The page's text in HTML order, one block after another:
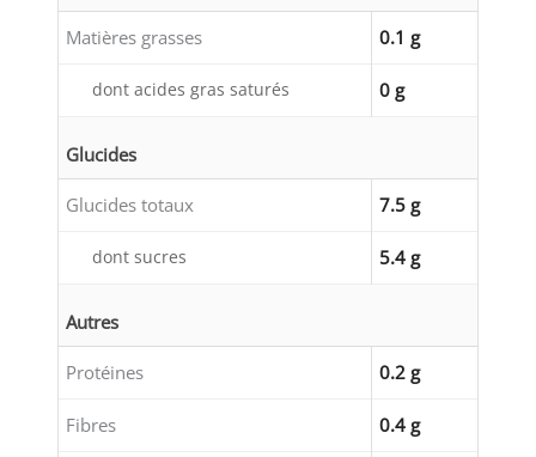
Matières grasses 0.1 g
dont acides gras saturés 0 g
Glucides
Glucides totaux 7.5 g
dont sucres 5.4 g
Autres
Protéines 0.2 g
Fibres 0.4 g